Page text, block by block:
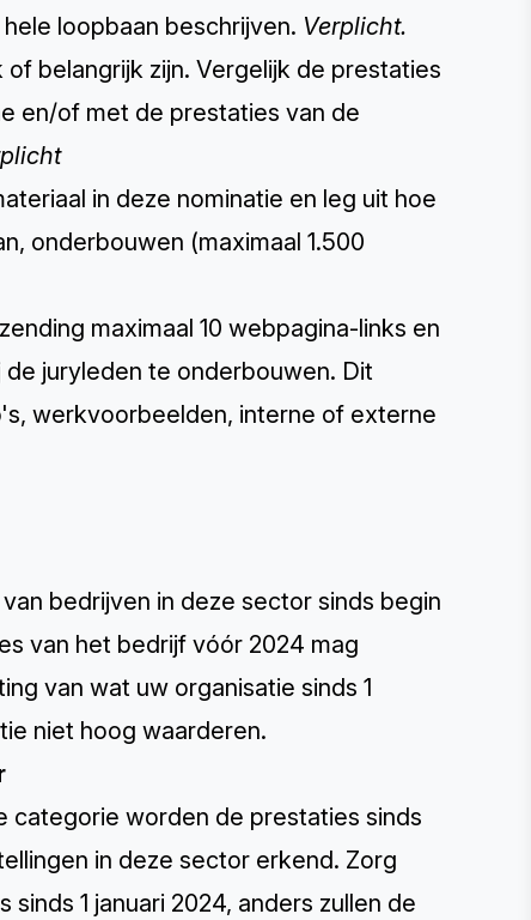
loopbaan beschrijven. Verplicht.
belangrijk zijn. Vergelijk de prestaties
en/of met de prestaties van de
in deze nominatie en leg uit hoe
onderbouwen (maximaal 1.500
maximaal 10 webpagina-links en
juryleden te onderbouwen. Dit
werkvoorbeelden, interne of externe
bedrijven in deze sector sinds begin
van het bedrijf vóór 2024 mag
van wat uw organisatie sinds 1
niet hoog waarderen.
categorie worden de prestaties sinds
in deze sector erkend. Zorg
1 januari 2024, anders zullen de